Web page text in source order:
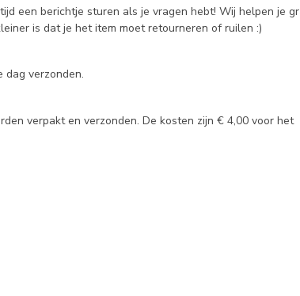
een berichtje sturen als je vragen hebt! Wij helpen je
is dat je het item moet retourneren of ruilen :)
dag verzonden.
verpakt en verzonden. De kosten zijn € 4,00 voor het